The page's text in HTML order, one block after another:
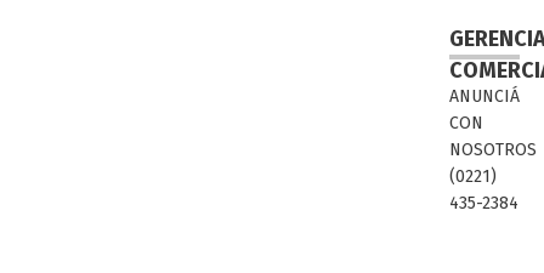
ANUNCIÁ
CON
NOSOTROS
(0221)
435-2384